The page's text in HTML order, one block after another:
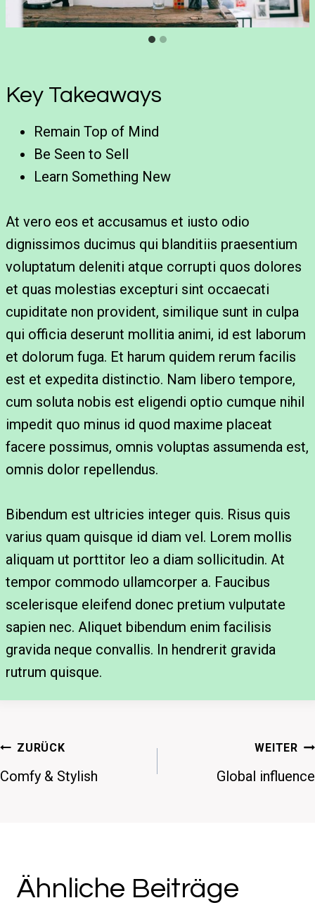
Key Takeaways
Remain Top of Mind
Be Seen to Sell
Learn Something New
At vero eos et accusamus et iusto odio
dignissimos ducimus qui blanditiis praesentium
voluptatum deleniti atque corrupti quos dolores
et quas molestias excepturi sint occaecati
cupiditate non provident, similique sunt in culpa
qui officia deserunt mollitia animi, id est laborum
et dolorum fuga. Et harum quidem rerum facilis
est et expedita distinctio. Nam libero tempore,
cum soluta nobis est eligendi optio cumque nihil
impedit quo minus id quod maxime placeat
facere possimus, omnis voluptas assumenda est,
omnis dolor repellendus.
Bibendum est ultricies integer quis. Risus quis
varius quam quisque id diam vel. Lorem mollis
aliquam ut porttitor leo a diam sollicitudin. At
tempor commodo ullamcorper a. Faucibus
scelerisque eleifend donec pretium vulputate
sapien nec. Aliquet bibendum enim facilisis
gravida neque convallis. In hendrerit gravida
rutrum quisque.
Beitragsnavigation
ZURÜCK
Comfy & Stylish
WEITER
Global influence
Ähnliche Beiträge